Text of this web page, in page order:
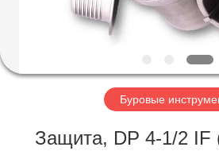
КОМПАНИИ
ФАБРИКА
Буровые
Защита, DP 4-1/2 IF